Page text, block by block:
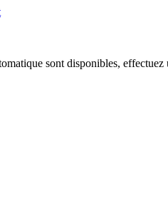
sont disponibles,